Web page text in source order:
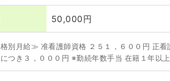
50,000円
別月給≫ 准看護師資格 ２５１，６００円 正看
につき３，０００円 ※勤続年数手当 在籍１年以